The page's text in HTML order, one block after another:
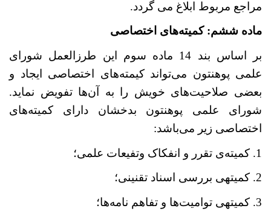
مراجع مربوط ابلاغ می گردد.
ماده ششم: کمیتههای اختصاصی
بر اساس بند 14 ماده سوم این طرزالعمل شورای
علمی پوهنتون میتواند کیمتههای اختصاصی ایجاد و
بعضی صلاحیتهای خویش را به آنها تفویض نماید.
شورای علمی پوهنتون بدخشان دارای کمیته‌های
اختصاصی زیر می‌باشد:
1. کمیته
ی تقرر و انفکاک وتفیعات علمی؛
2. کمیته‏ی بررسی اسناد تقنینی؛
3. کمیته‏ی توامیت
ها و تفاهم نامهها؛